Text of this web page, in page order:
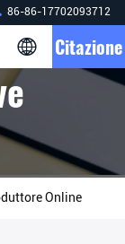
86-86-17702093712
Citazione
Online